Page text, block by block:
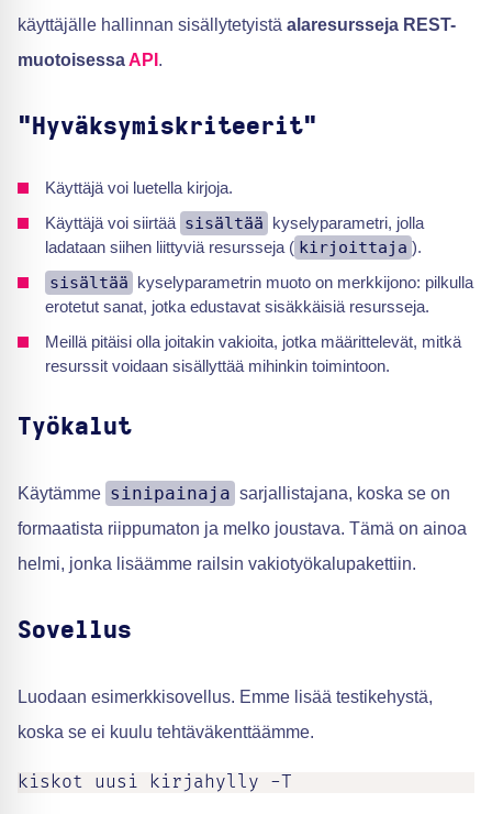
käyttäjälle hallinnan sisällytetyistä alaresursseja REST-
muotoisessaAPI .
"Hyväksymiskriteerit"
Käyttäjä voi luetella kirjoja.
Käyttäjä voi siirtää sisältää kyselyparametri, jolla
ladataan siihen liittyviä resursseja ( kirjoittaja ).
sisältää kyselyparametrin muoto on merkkijono: pilkulla
erotetut sanat, jotka edustavat sisäkkäisiä resursseja.
Meillä pitäisi olla joitakin vakioita, jotka määrittelevät, mitkä
resurssit voidaan sisällyttää mihinkin toimintoon.
Työkalut
Käytämme sinipainaja sarjallistajana, koska se on
formaatista riippumaton ja melko joustava. Tämä on ainoa
helmi, jonka lisäämme railsin vakiotyökalupakettiin.
Sovellus
Luodaan esimerkkisovellus. Emme lisää testikehystä,
koska se ei kuulu tehtäväkenttäämme.
kiskot uusi kirjahylly -T